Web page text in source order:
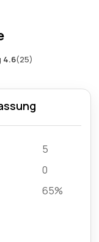
4.6(25)
5
0
65%